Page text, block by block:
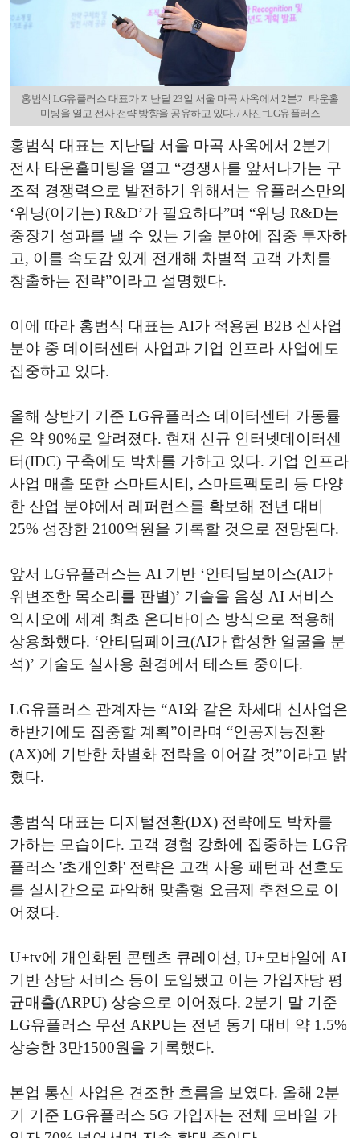
홍범식 LG유플러스 대표가 지난달 23일 서울 마곡 사옥에서 2분기 타운홀
미팅을 열고 전사 전략 방향을 공유하고 있다. / 사진=LG유플러스
홍범식 대표는 지난달 서울 마곡 사옥에서 2분기
전사 타운홀미팅을 열고 “경쟁사를 앞서나가는 구
조적 경쟁력으로 발전하기 위해서는 유플러스만의
‘위닝(이기는) R&D’가 필요하다”며 “위닝 R&D는
중장기 성과를 낼 수 있는 기술 분야에 집중 투자하
고, 이를 속도감 있게 전개해 차별적 고객 가치를
창출하는 전략”이라고 설명했다.
이에 따라 홍범식 대표는 AI가 적용된 B2B 신사업
분야 중 데이터센터 사업과 기업 인프라 사업에도
집중하고 있다.
올해 상반기 기준 LG유플러스 데이터센터 가동률
은 약 90%로 알려졌다. 현재 신규 인터넷데이터센
터(IDC) 구축에도 박차를 가하고 있다. 기업 인프라
사업 매출 또한 스마트시티, 스마트팩토리 등 다양
한 산업 분야에서 레퍼런스를 확보해 전년 대비
25% 성장한 2100억원을 기록할 것으로 전망된다.
앞서 LG유플러스는 AI 기반 ‘안티딥보이스(AI가
위변조한 목소리를 판별)’ 기술을 음성 AI 서비스
익시오에 세계 최초 온디바이스 방식으로 적용해
상용화했다. ‘안티딥페이크(AI가 합성한 얼굴을 분
석)’ 기술도 실사용 환경에서 테스트 중이다.
LG유플러스 관계자는 “AI와 같은 차세대 신사업은
하반기에도 집중할 계획”이라며 “인공지능전환
(AX)에 기반한 차별화 전략을 이어갈 것”이라고 밝
혔다.
홍범식 대표는 디지털전환(DX) 전략에도 박차를
가하는 모습이다. 고객 경험 강화에 집중하는 LG유
플러스 '초개인화' 전략은 고객 사용 패턴과 선호도
를 실시간으로 파악해 맞춤형 요금제 추천으로 이
어졌다.
U+tv에 개인화된 콘텐츠 큐레이션, U+모바일에 AI
기반 상담 서비스 등이 도입됐고 이는 가입자당 평
균매출(ARPU) 상승으로 이어졌다. 2분기 말 기준
LG유플러스 무선 ARPU는 전년 동기 대비 약 1.5%
상승한 3만1500원을 기록했다.
본업 통신 사업은 견조한 흐름을 보였다. 올해 2분
기 기준 LG유플러스 5G 가입자는 전체 모바일 가